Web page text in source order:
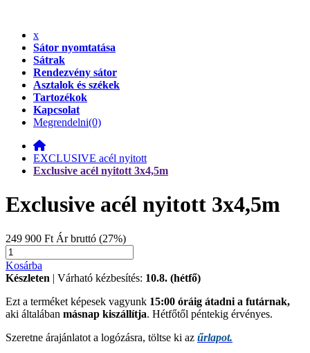
x
Sátor nyomtatása
Sátrak
Rendezvény sátor
Asztalok és székek
Tartozékok
Kapcsolat
Megrendelni(0)
EXCLUSIVE acél nyitott
Exclusive acél nyitott 3x4,5m
Exclusive acél nyitott 3x4,5m
249 900 Ft Ár bruttó (27%)
Kosárba
Készleten | Várható kézbesítés: 10.8. (hétfő)
Ezt a terméket képesek vagyunk 15:00 óráig átadni a futárnak,
aki általában másnap kiszállítja. Hétfőtől péntekig érvényes.
Szeretne árajánlatot a logózásra, töltse ki az űrlapot.